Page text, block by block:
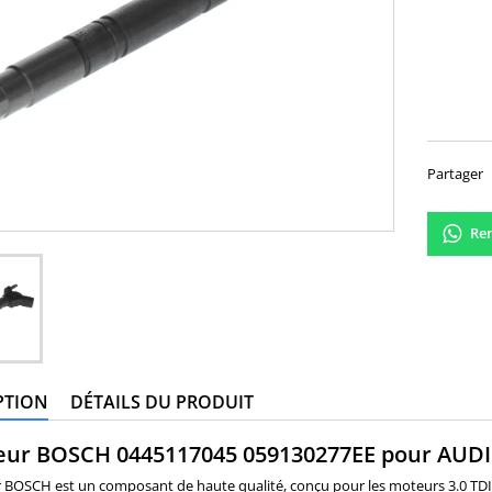
Partager
DÉTAILS DU PRODUIT
BOSCH 0445117045 059130277EE pour
est un composant de haute qualité, conçu pour les moteurs 3.0